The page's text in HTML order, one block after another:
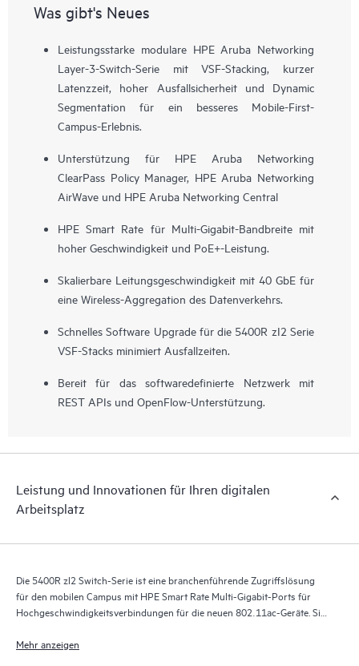
Was gibt's Neues
Leistungsstarke modulare HPE Aruba Networking
Layer-3-Switch-Serie mit VSF-Stacking, kurzer
Latenzzeit, hoher Ausfallsicherheit und Dynamic
Segmentation für ein besseres Mobile-First-
Campus-Erlebnis.
Unterstützung für HPE Aruba Networking
ClearPass Policy Manager, HPE Aruba Networking
AirWave und HPE Aruba Networking Central
HPE Smart Rate für Multi-Gigabit-Bandbreite mit
hoher Geschwindigkeit und PoE+-Leistung.
Skalierbare Leitungsgeschwindigkeit mit 40 GbE für
eine Wireless-Aggregation des Datenverkehrs.
Schnelles Software Upgrade für die 5400R zI2 Serie
VSF-Stacks minimiert Ausfallzeiten.
Bereit für das softwaredefinierte Netzwerk mit
REST APIs und OpenFlow-Unterstützung.
Leistung und Innovationen für Ihren digitalen
Arbeitsplatz
Die 5400R zl2 Switch-Serie ist eine branchenführende Zugriffslösung
für den mobilen Campus mit HPE Smart Rate Multi-Gigabit-Ports für
Hochgeschwindigkeitsverbindungen für die neuen 802.11ac-Geräte. Sie
Enterprise-Class, hohe Flexibilität sowie Sicherheit und Skalierbarkeit.
Mehr anzeigen